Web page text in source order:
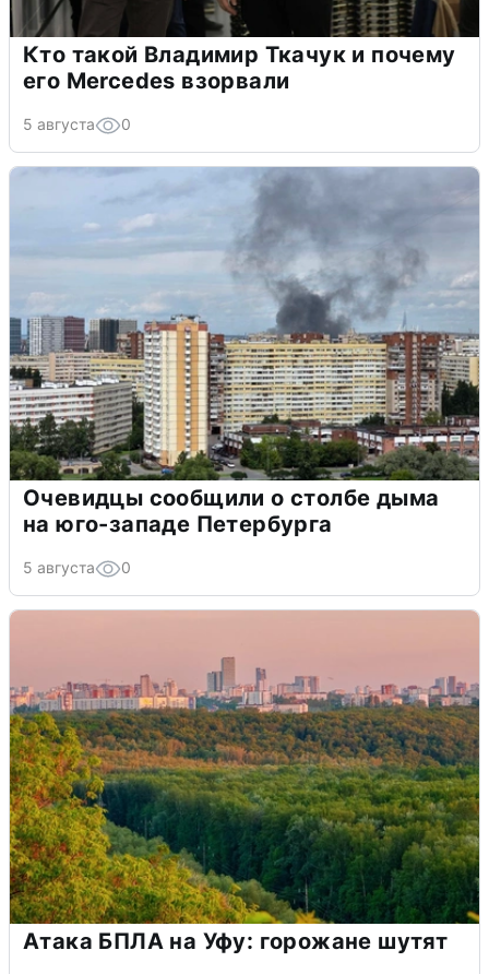
Кто такой Владимир Ткачук и почему
его Mercedes взорвали
5 августа 0
Очевидцы сообщили о столбе дыма
на юго-западе Петербурга
5 августа 0
Атака БПЛА на Уфу: горожане шутят